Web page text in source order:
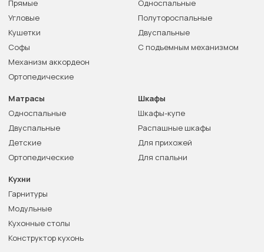
Прямые
Угловые
Кушетки
Софы
Механизм аккордеон
Ортопедические
Односпальные
Полутороспальные
Двуспальные
С подъемным механизмом
Матрасы
Односпальные
Двуспальные
Детские
Ортопедические
Шкафы
Шкафы-купе
Распашные шкафы
Для прихожей
Для спальни
Кухни
Гарнитуры
Модульные
Кухонные столы
Конструктор кухонь